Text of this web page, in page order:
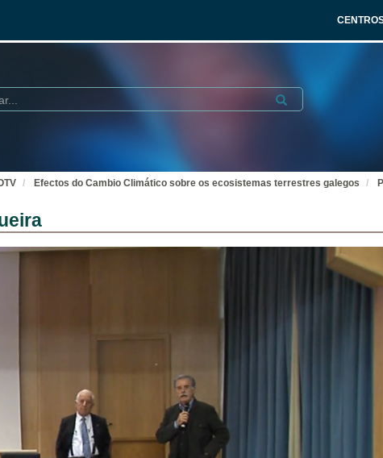
Submit
Efectos do Cambio Climático sobre os ecosistemas terrestres galegos